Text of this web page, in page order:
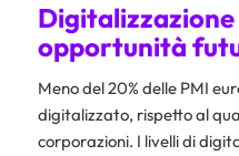
Digitalizzazione
opportunità
Meno del 20% delle PMI
digitalizzato, rispetto al
corporazioni. I livelli di